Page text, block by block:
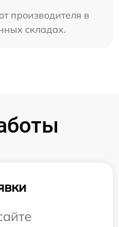
производителя в
складах.